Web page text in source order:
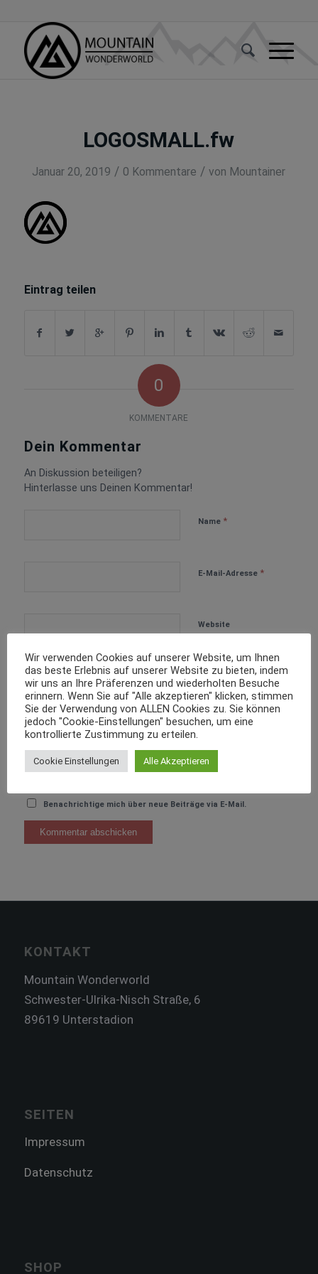
LOGOSMALL.fw
Januar 20, 2019 / 0 Kommentare / von Mountainer
Eintrag teilen
0
KOMMENTARE
Dein Kommentar
An Diskussion beteiligen?
Hinterlasse uns Deinen Kommentar!
Name *
E-Mail-Adresse *
Website
Benachrichtige mich über neue Beiträge via E-Mail.
KONTAKT
Mountain Wonderworld
Schwester-Ulrika-Nisch Straße, 6
89619 Unterstadion
SEITEN
Impressum
Datenschutz
SHOP
Wir verwenden Cookies auf unserer Website, um Ihnen
das beste Erlebnis auf unserer Website zu bieten, indem
wir uns an Ihre Präferenzen und wiederholten Besuche
erinnern. Wenn Sie auf "Alle akzeptieren" klicken, stimmen
Sie der Verwendung von ALLEN Cookies zu. Sie können
jedoch "Cookie-Einstellungen" besuchen, um eine
kontrollierte Zustimmung zu erteilen.
Cookie Einstellungen Alle Akzeptieren